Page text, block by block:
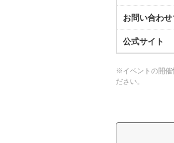
お問い合わせ
公式サイト
※イベントの開催
ださい。